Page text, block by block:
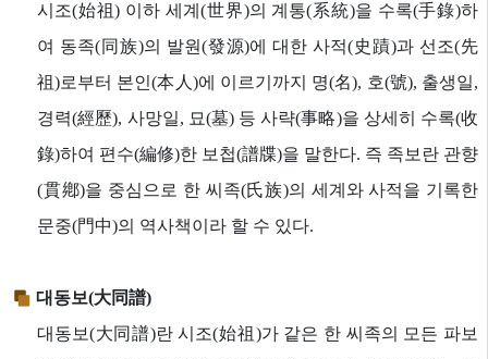
시조(始祖) 이하 세계(世界)의 계통(系統)을 수록(手錄)하
여 동족(同族)의 발원(發源)에 대한 사적(史蹟)과 선조(先
祖)로부터 본인(本人)에 이르기까지 명(名), 호(號), 출생일,
경력(經歷), 사망일, 묘(墓) 등 사략(事略)을 상세히 수록(收
錄)하여 편수(編修)한 보첩(譜牒)을 말한다. 즉 족보란 관향
(貫鄕)을 중심으로 한 씨족(氏族)의 세계와 사적을 기록한
문중(門中)의 역사책이라 할 수 있다.
대동보(大同譜)
대동보(大同譜)란 시조(始祖)가 같은 한 씨족의 모든 파보